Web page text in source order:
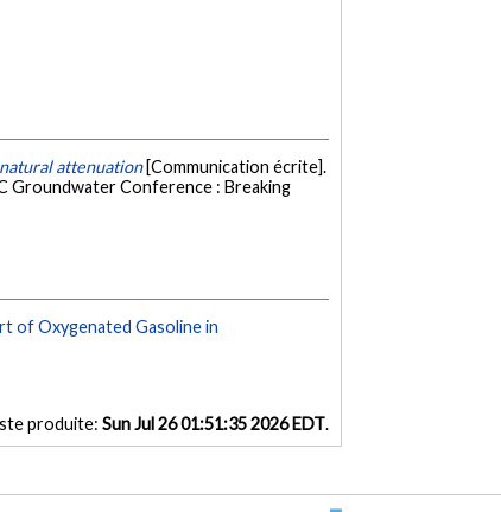
attenuation [Communication écrite].
Groundwater Conference : Breaking
of Oxygenated Gasoline in
produite: Sun Jul 26 01:51:35 2026 EDT.